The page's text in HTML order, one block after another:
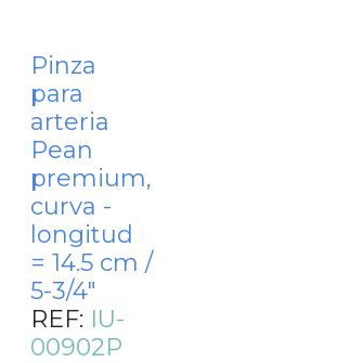
Pinza
para
arteria
Pean
premium,
curva -
longitud
= 14.5 cm /
5-3/4"
REF: IU-
00902P